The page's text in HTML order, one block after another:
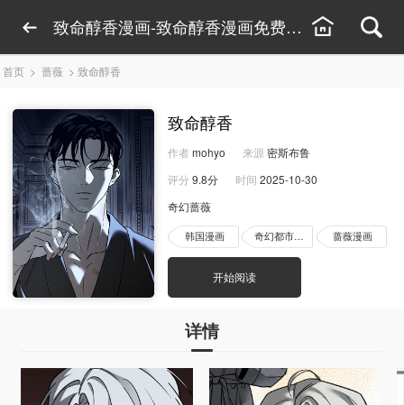
致命醇香漫画-致命醇香漫画免费看-致命醇香漫
首页 > 蔷薇 > 致命醇香
致命醇香
作者 mohyo 来源 密斯布鲁
评分 9.8分 时间 2025-10-30
奇幻蔷薇
韩国漫画 奇幻都市漫画 蔷薇漫画
开始阅读
详情